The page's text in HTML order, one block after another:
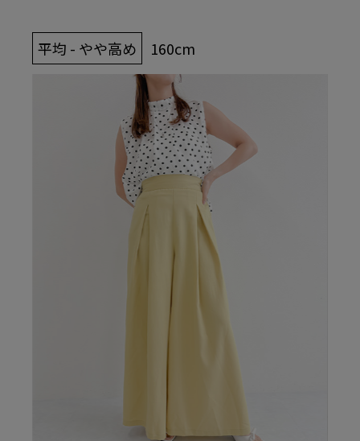
平均 - やや高め 160cm